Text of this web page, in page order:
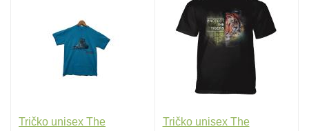
Tričko unisex The
Tričko unisex The